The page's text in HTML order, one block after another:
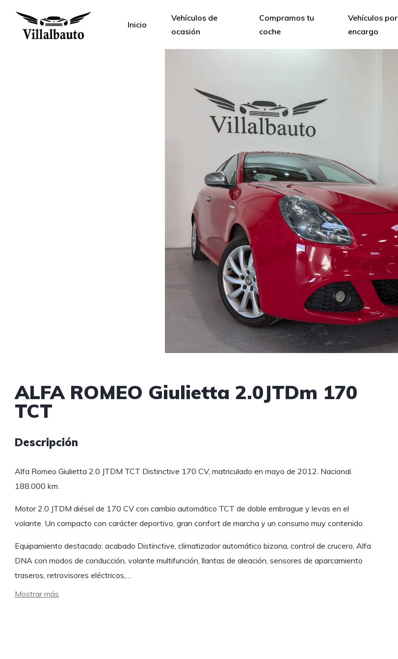
Inicio
Vehículos de
ocasión
Compramos tu
coche
Vehículos por
encargo
ALFA ROMEO Giulietta 2.0JTDm 170
TCT
Descripción
Alfa Romeo Giulietta 2.0 JTDM TCT Distinctive 170 CV, matriculado en mayo de 2012. Nacional.
188.000 km.
Motor 2.0 JTDM diésel de 170 CV con cambio automático TCT de doble embrague y levas en el
volante. Un compacto con carácter deportivo, gran confort de marcha y un consumo muy contenido.
Equipamiento destacado: acabado Distinctive, climatizador automático bizona, control de crucero, Alfa
DNA con modos de conducción, volante multifunción, llantas de aleación, sensores de aparcamiento
traseros, retrovisores eléctricos,…
Mostrar más